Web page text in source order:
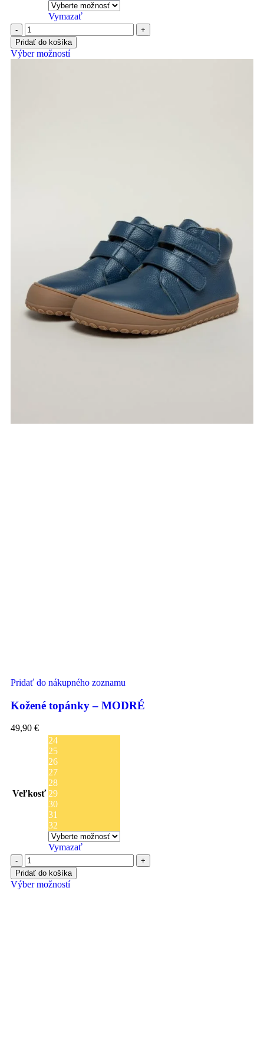
Vymazať
Pridať do košíka
Výber možností
Pridať do nákupného zoznamu
Kožené topánky – MODRÉ
49,90 €
Veľkosť
24
25
26
27
28
29
30
31
32
Vymazať
Pridať do košíka
Výber možností